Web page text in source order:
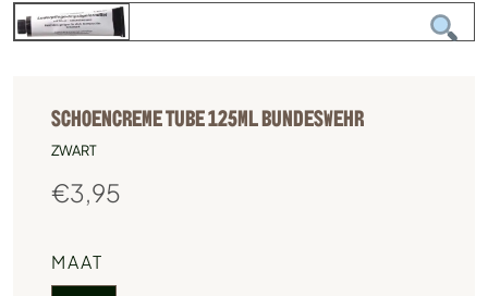
SCHOENCREME TUBE 125ML BUNDESWEHR
ZWART
€3,95
MAAT